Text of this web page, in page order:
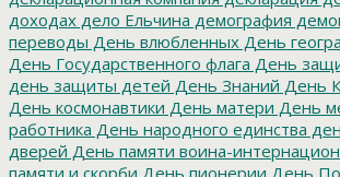
доходах дело Ельчина демография
переводы День влюбленных День
День Государственного флага День
день защиты детей День Знаний День
День космонавтики День матери День
работника День народного единства
дверей День памяти воина-
памяти и скорби День пионерии День